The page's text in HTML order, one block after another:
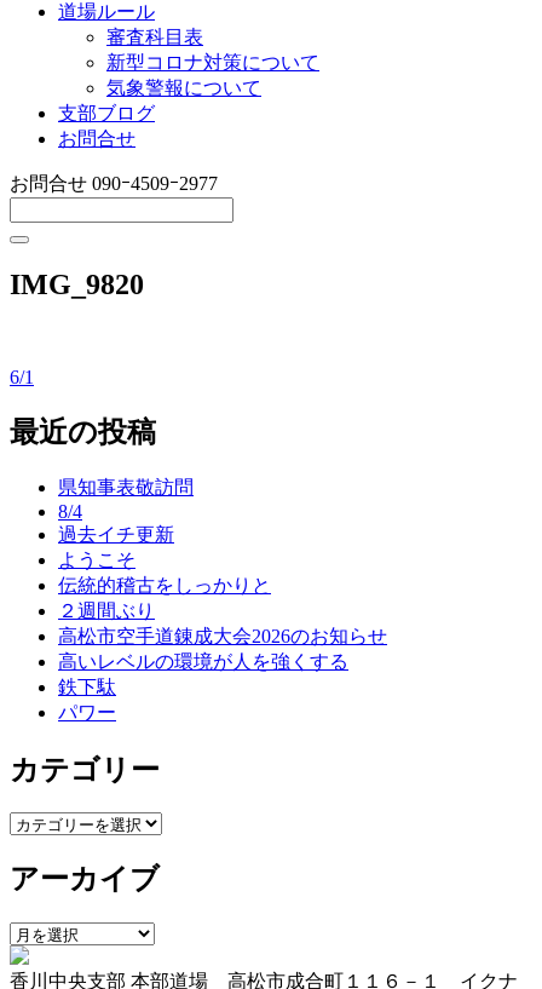
道場ルール
審査科目表
新型コロナ対策について
気象警報について
支部ブログ
お問合せ
お問合せ 090ｰ4509ｰ2977
IMG_9820
投
稿
6/1
最近の投稿
県知事表敬訪問
8/4
過去イチ更新
ようこそ
伝統的稽古をしっかりと
２週間ぶり
高松市空手道錬成大会2026のお知らせ
高いレベルの環境が人を強くする
鉄下駄
パワー
カテゴリー
カ
ゴ
ー
アーカイブ
ア
ー
カ
香川中央支部 本部道場 高松市成合町１１６－１ イクナ